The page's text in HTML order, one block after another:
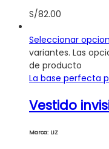
S/82.00
Seleccionar
variantes. Las
de producto
La base perfecta
Vestido
Marca: LIZ